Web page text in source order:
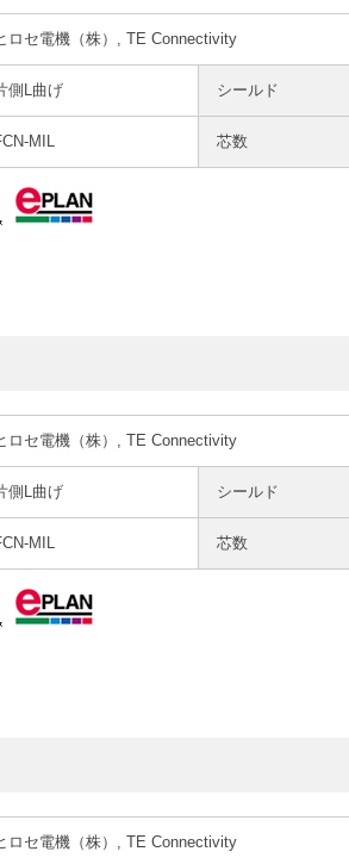
ロセ電機（株）, TE Connectivity
側L曲げ シールド
MIL 芯数
ロセ電機（株）, TE Connectivity
側L曲げ シールド
MIL 芯数
ロセ電機（株）, TE Connectivity